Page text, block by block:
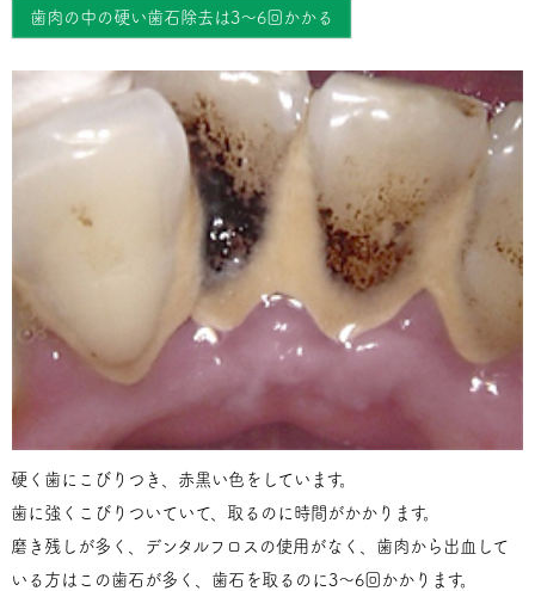
歯肉の中の硬い歯石除去は3～6回かかる
硬く歯にこびりつき、赤黒い色をしています。
歯に強くこびりついていて、取るのに時間がかかります。
磨き残しが多く、デンタルフロスの使用がなく、歯肉から出血して
いる方はこの歯石が多く、歯石を取るのに3～6回かかります。